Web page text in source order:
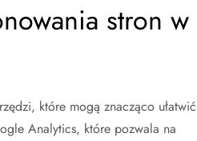
stron w
które mogą znacząco ułatwić
Analytics, które pozwala na